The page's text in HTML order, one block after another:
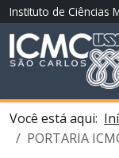
Instituto de Ciências
Você está aqui:
PORTARIA